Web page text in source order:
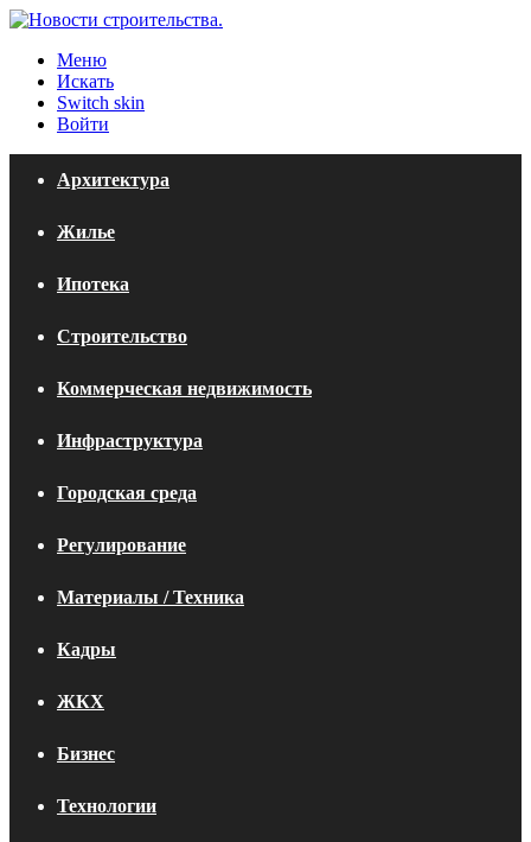
Меню
Искать
Switch skin
Войти
Архитектура
Жилье
Ипотека
Строительство
Коммерческая недвижимость
Инфраструктура
Городская среда
Регулирование
Материалы / Техника
Кадры
ЖКХ
Бизнес
Технологии